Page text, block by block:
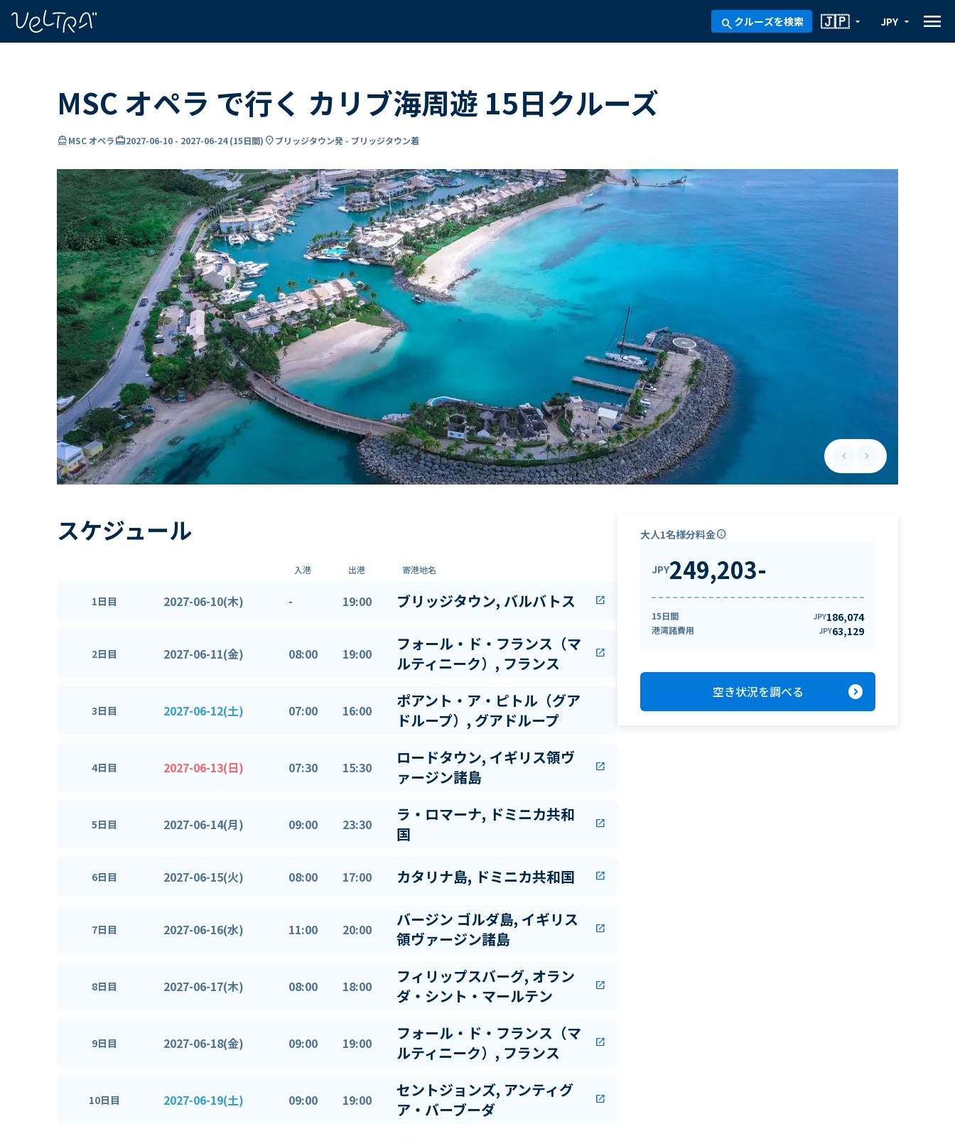
search クルーズを検索 arrow_drop_down
🇯🇵 arrow_drop_down
JPY menu
MSC オペラ で行く カリブ海周遊 15日クルーズ
directions_boatMSC オペラcard_travel2027-06-10 - 2027-06-24(15日間) location_onブリッジタウン発 - ブリッジタウン着
keyboard_arrow_leftPrevious slide
keyboard_arrow_rightNext slide
スケジュール
入港 出港 寄港地名
1日目 2027-06-10(木) - 19:00 ブリッジタウン, バルバトス open_in_new
2日目 2027-06-11(金) 08:00 19:00
フォール・ド・フランス（マ
ルティニーク）, フランス
open_in_new
3日目 2027-06-12(土) 07:00 16:00
ポアント・ア・ピトル（グア
ドループ）, グアドループ
4日目 2027-06-13(日) 07:30 15:30
ロードタウン, イギリス領ヴ
ァージン諸島
open_in_new
5日目 2027-06-14(月) 09:00 23:30
ラ・ロマーナ, ドミニカ共和
国
open_in_new
6日目 2027-06-15(火) 08:00 17:00 カタリナ島, ドミニカ共和国 open_in_new
7日目 2027-06-16(水) 11:00 20:00
バージン ゴルダ島, イギリス
領ヴァージン諸島
open_in_new
8日目 2027-06-17(木) 08:00 18:00
フィリップスバーグ, オラン
ダ・シント・マールテン
open_in_new
9日目 2027-06-18(金) 09:00 19:00
フォール・ド・フランス（マ
ルティニーク）, フランス
open_in_new
10日目 2027-06-19(土) 09:00 19:00
セントジョンズ, アンティグ
ア・バーブーダ
open_in_new
大人1名様分料金info
JPY249,203-
15日間 JPY186,074
港湾諸費用 JPY63,129
空き状況を調べる expand_circle_right